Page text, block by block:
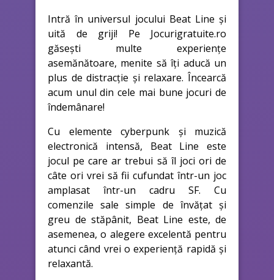
Intră în universul jocului Beat Line și
uită de griji! Pe Jocurigratuite.ro
găsești multe experiențe
asemănătoare, menite să îți aducă un
plus de distracție și relaxare. Încearcă
acum unul din cele mai bune jocuri de
îndemânare!
Cu elemente cyberpunk și muzică
electronică intensă, Beat Line este
jocul pe care ar trebui să îl joci ori de
câte ori vrei să fii cufundat într-un joc
amplasat într-un cadru SF. Cu
comenzile sale simple de învățat și
greu de stăpânit, Beat Line este, de
asemenea, o alegere excelentă pentru
atunci când vrei o experiență rapidă și
relaxantă.